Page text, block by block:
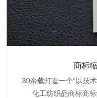
商标
30余载打造一个“以技
化工纺织品商标商
织带
博准公司专注于织带
纺织品商标企业打造
服装
博准是一家专注30余
色不匀品质技术问
博准致力于成为纺织
阻燃母粒